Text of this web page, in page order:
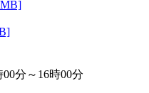
分～16時00分